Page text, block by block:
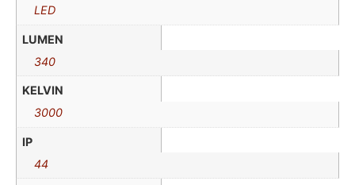
LED
LUMEN
340
KELVIN
3000
IP
44